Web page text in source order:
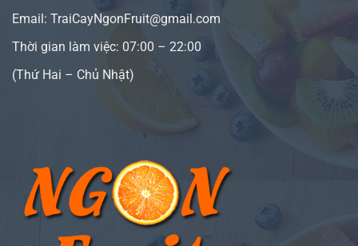
Email: TraiCayNgonFruit@gmail.com
Thời gian làm việc: 07:00 – 22:00
(Thứ Hai – Chủ Nhật)